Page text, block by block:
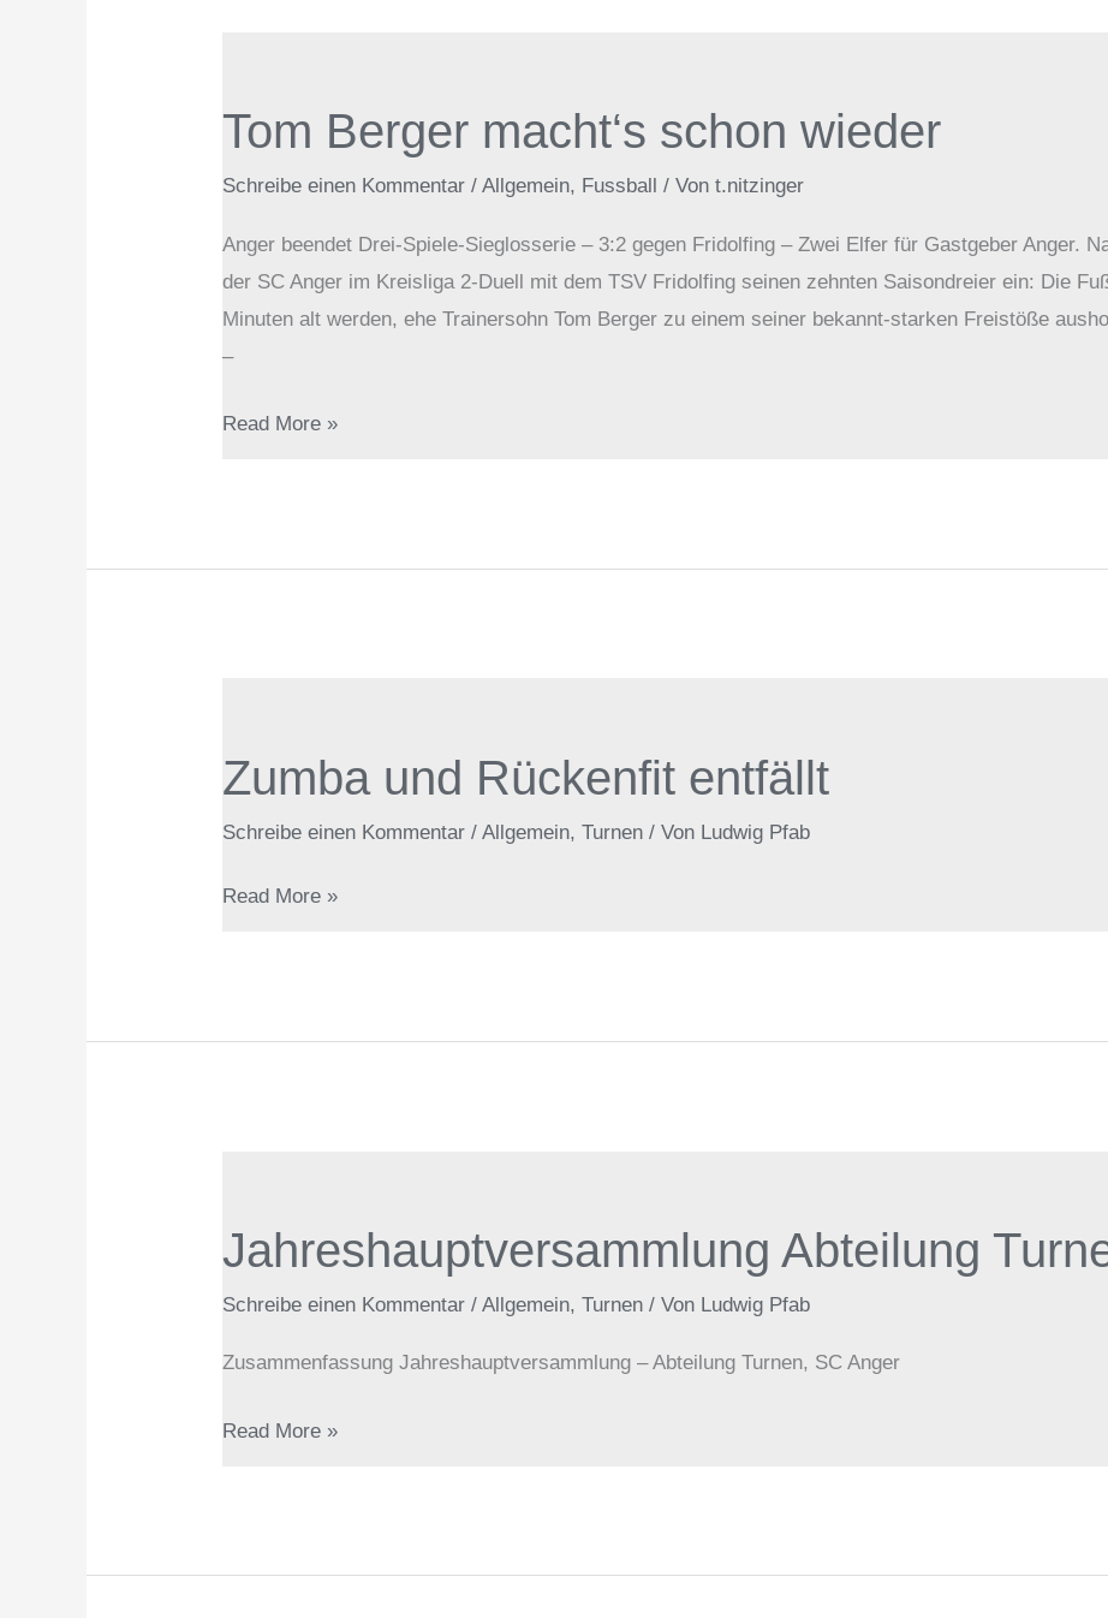
Tom Berger macht‘s schon wieder
Schreibe einen Kommentar /Allgemein, Fussball / Vont.nitzinger
Anger beendet Drei-Spiele-Sieglosserie – 3:2 gegen Fridolfing – Zwei Elfer für Gastgeber Anger.
der SC Anger im Kreisliga 2-Duell mit dem TSV Fridolfing seinen zehnten Saisondreier ein: Die
Minuten alt werden, ehe Trainersohn Tom Berger zu einem seiner bekannt-starken Freistöße
–
macht‘s
wieder
Read More »
Zumba und Rückenfit entfällt
Schreibe einen Kommentar /Allgemein,Turnen / Von Ludwig Pfab
Rückenfit
Read More »
Jahreshauptversammlung Abteilung
Schreibe einen Kommentar /Allgemein,Turnen / Von Ludwig Pfab
Zusammenfassung Jahreshauptversammlung – Abteilung Turnen, SC Anger
Turnen
Read More »